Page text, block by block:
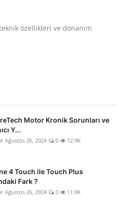
özellikleri ve donanım
Motor Kronik Sorunları ve
Y...
Ağustos 26, 2024 0 12.9K
4 Touch ile Touch Plus
Fark ?
Ağustos 26, 2024 0 11.9K